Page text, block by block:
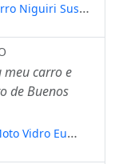
Niguiri Sushi
meu carro e
de Buenos
Vidro Eu